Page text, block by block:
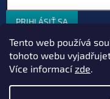
Tento web používá
tohoto webu
Více informacízde.
PRIHLÁSIŤ SA
Nová registrácia